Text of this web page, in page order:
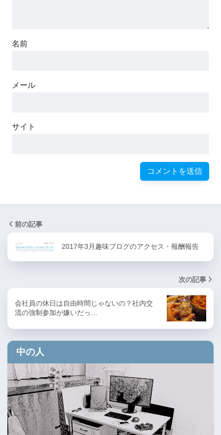
名前
メール
サイト
前の記事
2017年3月趣味ブログのアクセス・報酬報告
次の記事
会社員の休日は自由時間じゃないの？社内交
流の強制参加が嫌いだっ…
中の人